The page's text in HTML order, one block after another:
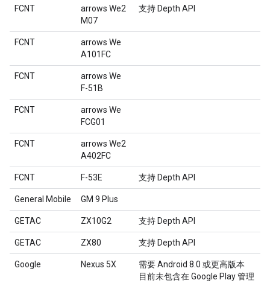
FCNT
arrows We2
M07
支持 Depth API
FCNT
arrows We
A101FC
FCNT
arrows We
F-51B
FCNT
arrows We
FCG01
FCNT
arrows We2
A402FC
FCNT F-53E 支持 Depth API
General Mobile GM 9 Plus
GETAC ZX10G2 支持 Depth API
GETAC ZX80 支持 Depth API
Google Nexus 5X
需要 Android 8.0 或更高版本
目前未包含在 Google Play 管理